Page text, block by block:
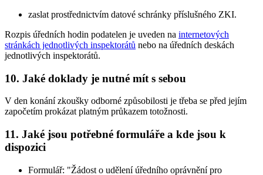
zaslat prostřednictvím datové schránky příslušného ZKI.
Rozpis úředních hodin podatelen je uveden na internetových
stránkách jednotlivých inspektorátů nebo na úředních deskách
jednotlivých inspektorátů.
10. Jaké doklady je nutné mít s sebou
V den konání zkoušky odborné způsobilosti je třeba se před jejím
započetím prokázat platným průkazem totožnosti.
11. Jaké jsou potřebné formuláře a kde jsou k
dispozici
Formulář: "Žádost o udělení úředního oprávnění pro